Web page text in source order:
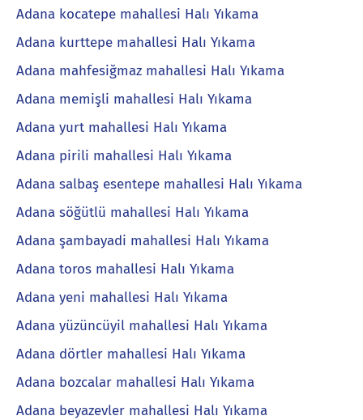
Adana kocatepe mahallesi Halı Yıkama
Adana kurttepe mahallesi Halı Yıkama
Adana mahfesiğmaz mahallesi Halı Yıkama
Adana memişli mahallesi Halı Yıkama
Adana yurt mahallesi Halı Yıkama
Adana pirili mahallesi Halı Yıkama
Adana salbaş esentepe mahallesi Halı Yıkama
Adana söğütlü mahallesi Halı Yıkama
Adana şambayadi mahallesi Halı Yıkama
Adana toros mahallesi Halı Yıkama
Adana yeni mahallesi Halı Yıkama
Adana yüzüncüyil mahallesi Halı Yıkama
Adana dörtler mahallesi Halı Yıkama
Adana bozcalar mahallesi Halı Yıkama
Adana beyazevler mahallesi Halı Yıkama